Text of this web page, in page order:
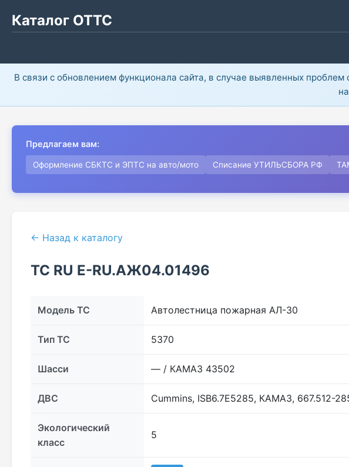
Каталог ОТТС
В связи с обновлением функционала сайта, в случае выявленных
Предлагаем вам:
Оформление СБКТС и ЭПТС на авто/мото Списание УТИЛЬСБОРА РФ
← Назад к каталогу
ТС RU Е-RU.АЖ04.01496
Модель ТС Автолестница пожарная АЛ-30
Тип ТС 5370
Шасси — / КАМАЗ 43502
ДВС Cummins, ISB6.7E5285, КАМАЗ, 667.512-
Экологический
класс
5